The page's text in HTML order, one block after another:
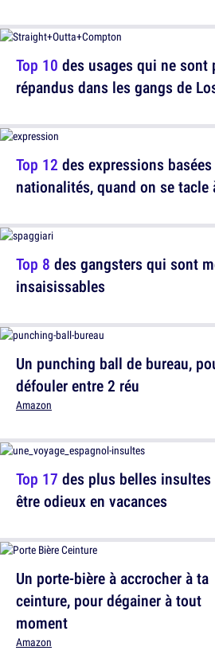
Top 10 des usages qui ne sont
répandus dans les gangs de
Top 8 des gangsters qui sont
insaisissables
Top 17 des plus belles
être odieux en vacances
Top 12 des expressions
nationalités, quand on se tacle
Un punching ball de bureau,
défouler entre 2 réu
Amazon
Un porte-bière à accrocher à ta
ceinture, pour dégainer à tout
moment
Amazon